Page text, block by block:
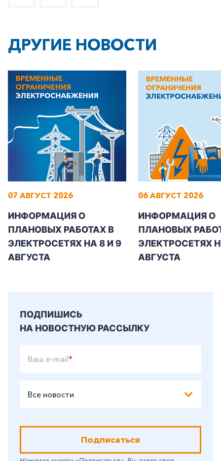
+7-800-700-24-57
Заказать обратный звонок
Частным клиентам
Корпоративным клиентам
ДРУГИЕ НОВОСТИ
07 АВГУСТ 2026
ИНФОРМАЦИЯ О
ПЛАНОВЫХ РАБОТАХ В
ЭЛЕКТРОСЕТЯХ НА 8 И 9
АВГУСТА
06 АВГУСТ 2026
ИНФОРМАЦИЯ О
ПЛАНОВЫХ
ЭЛЕКТРОСЕТЯХ
АВГУСТА
ПОДПИШИСЬ
НА НОВОСТНУЮ РАССЫЛКУ
Ваш e-mail*
Все новости
Подписаться